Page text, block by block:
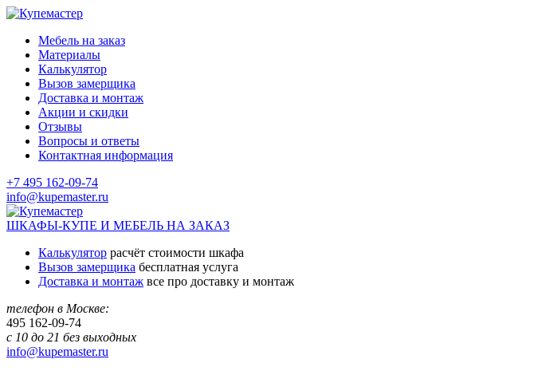
Мебель на заказ
Материалы
Калькулятор
Вызов замерщика
Доставка и монтаж
Акции и скидки
Отзывы
Вопросы и ответы
Контактная информация
+7 495 162-09-74
info@kupemaster.ru
ШКАФЫ-КУПЕ И МЕБЕЛЬ НА ЗАКАЗ
Калькулятор расчёт стоимости шкафа
Вызов замерщика бесплатная услуга
Доставка и монтаж все про доставку и монтаж
телефон в Москве:
495 162-09-74
с 10 до 21 без выходных
info@kupemaster.ru